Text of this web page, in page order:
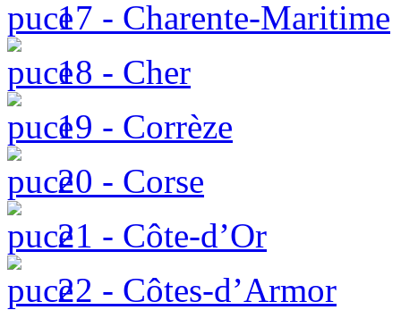
17 - Charente-Maritime
18 - Cher
19 - Corrèze
20 - Corse
21 - Côte-d’Or
22 - Côtes-d’Armor